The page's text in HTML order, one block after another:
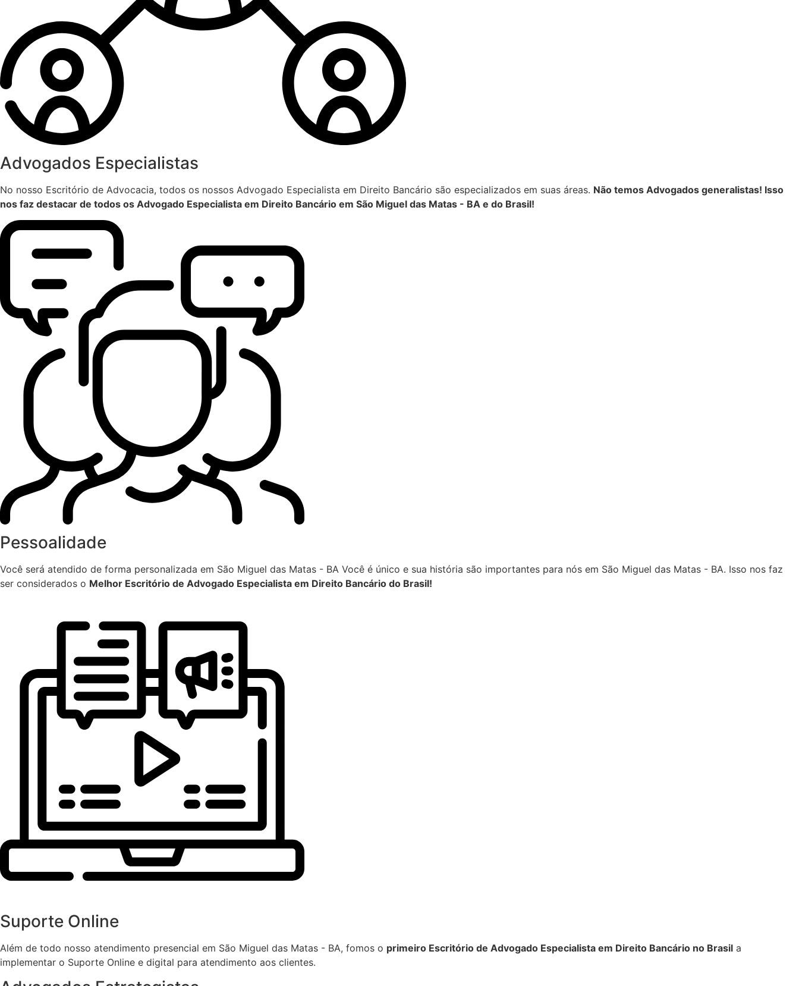
Advogados Especialistas
No nosso Escritório de Advocacia, todos os nossos Advogado Especialista em Direito Bancário são especializados em suas áreas. Não temos Advogados generalistas! Isso
nos faz destacar de todos os Advogado Especialista em Direito Bancário em São Miguel das Matas - BA e do Brasil!
Pessoalidade
Você será atendido de forma personalizada em São Miguel das Matas - BA Você é único e sua história são importantes para nós em São Miguel das Matas - BA. Isso nos faz
ser considerados o Melhor Escritório de Advogado Especialista em Direito Bancário do Brasil!
Suporte Online
Além de todo nosso atendimento presencial em São Miguel das Matas - BA, fomos o primeiro Escritório de Advogado Especialista em Direito Bancário no Brasil a
implementar o Suporte Online e digital para atendimento aos clientes.